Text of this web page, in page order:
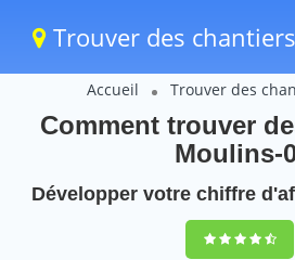
Trouver des chantiers
Accueil Trouver des
Comment trouver
Moulins-
Développer votre chiffre